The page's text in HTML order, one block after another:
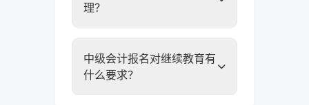
理？
中级会计报名对继续教育有
什么要求？